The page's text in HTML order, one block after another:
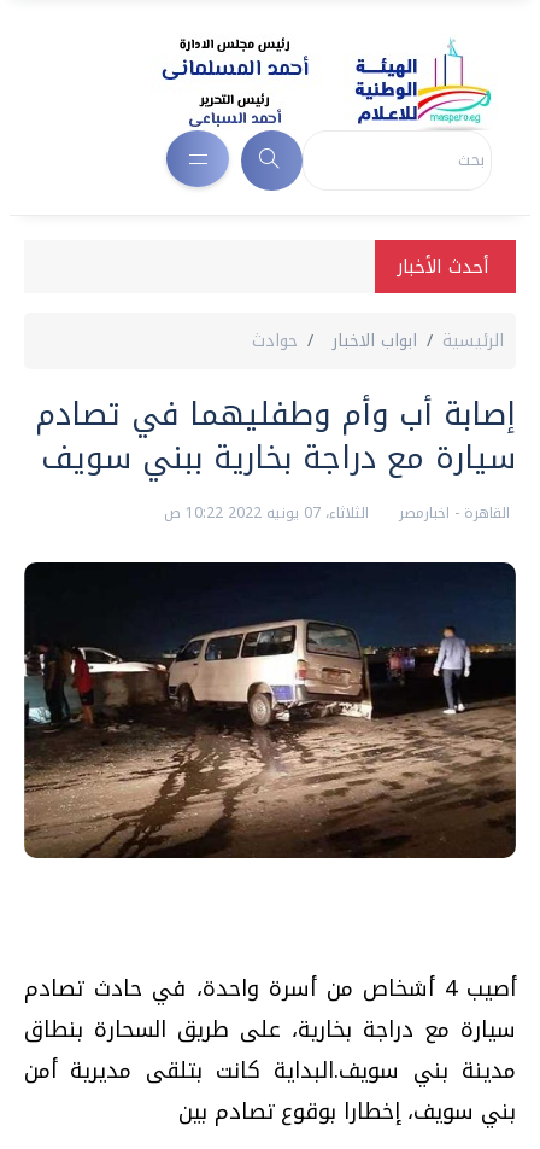
أحدث الأخبار
الرئيسية ابواب الاخبار حوادث
إصابة أب وأم وطفليهما في تصادم
سيارة مع دراجة بخارية ببني سويف
القاهرة - اخبارمصر الثلاثاء، 07 يونيه 2022 10:22 ص
أصيب 4 أشخاص من أسرة واحدة، في حادث تصادم
سيارة مع دراجة بخارية، على طريق السحارة بنطاق
مدينة بني سويف.البداية كانت بتلقى مديرية أمن
بني سويف، إخطارا بوقوع تصادم بين